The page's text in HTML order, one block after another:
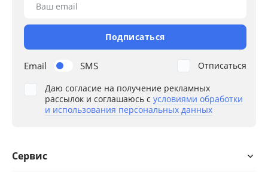
Email SMS
Ваш email
Подписаться
Даю согласие на получение рекламных
рассылок и соглашаюсь с условиями обработки
и использования персональных данных
Отписаться
Сервис